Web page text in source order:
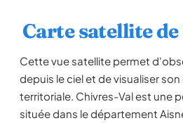
Carte satellite
Cette vue satellite permet
depuis le ciel et de visualiser
territoriale. Chivres-Val est une
située dans le département